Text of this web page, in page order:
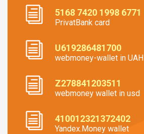
5168 7420 1998 6771
PrivatBank card
U619286481700
webmoney-wallet in UAH
Z278841203511
webmoney wallet in usd
410012321372402
Yandex.Money wallet